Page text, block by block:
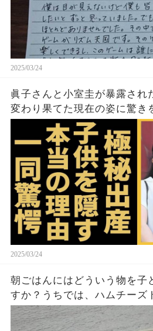
2025/03/24
眞子さんと小室圭が暴露され
変わり果てた現在の姿に驚き
の長女がアメリカで極秘出
ヤバいO癖に言葉を失う...
2025/03/24
朝ごはんにはどういう物を子
すか？うちでは、ハムチーズ
ースト、ピーナッツバタート
す。やっぱこんなんダメよね